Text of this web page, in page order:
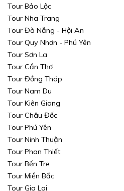
Chọn nơi đi
Chọn nơi đến
Chọn nơi đi
Chọn nơi đến
Chọn khu vực
Chọn loại
Khoảng giá
Tour Bảo Lộc
Tour Nha Trang
Tour Đà Nẵng - Hội An
Tour Quy Nhơn - Phú Yên
Tour Sơn La
Tour Cần Thơ
Tour Đồng Tháp
Tour Nam Du
Tour Kiên Giang
Tour Châu Đốc
Tour Phú Yên
Tour Ninh Thuận
Tour Phan Thiết
Tour Bến Tre
Tour Miền Bắc
Tour Gia Lai